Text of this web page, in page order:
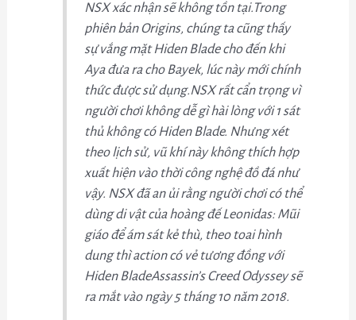
NSX xác nhận sẽ không tồn tại.Trong
phiên bản Origins, chúng ta cũng thấy
sự vắng mặt Hiden Blade cho đến khi
Aya đưa ra cho Bayek, lúc này mới chính
thức được sử dụng.NSX rất cẩn trọng vì
người chơi không dễ gì hài lòng với 1 sát
thủ không có Hiden Blade. Nhưng xét
theo lịch sử, vũ khí này không thích hợp
xuất hiện vào thời công nghệ đồ đá như
vậy. NSX đã an ủi rằng người chơi có thể
dùng di vật của hoàng đế Leonidas: Mũi
giáo để ám sát kẻ thù, theo toai hình
dung thì action có vẻ tương đồng với
Hiden BladeAssassin’s Creed Odyssey sẽ
ra mắt vào ngày 5 tháng 10 năm 2018.